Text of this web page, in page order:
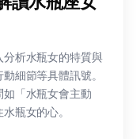
析水瓶女的特質與
細節等具體訊號。
「水瓶女會主動
瓶女的心。